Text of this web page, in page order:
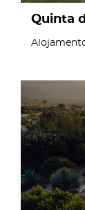
Quinta